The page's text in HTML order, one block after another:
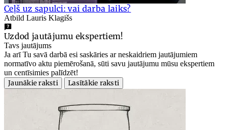
Ceļš uz sapulci: vai darba laiks?
Atbild Lauris Klagišs
Uzdod jautājumu ekspertiem!
Tavs jautājums
Ja arī Tu savā darbā esi saskāries ar neskaidriem jautājumiem
normatīvo aktu piemērošanā, sūti savu jautājumu mūsu ekspertiem
un centīsimies palīdzēt!
Jaunākie raksti
Lasītākie raksti